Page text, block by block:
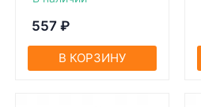
557 ₽
В КОРЗИНУ